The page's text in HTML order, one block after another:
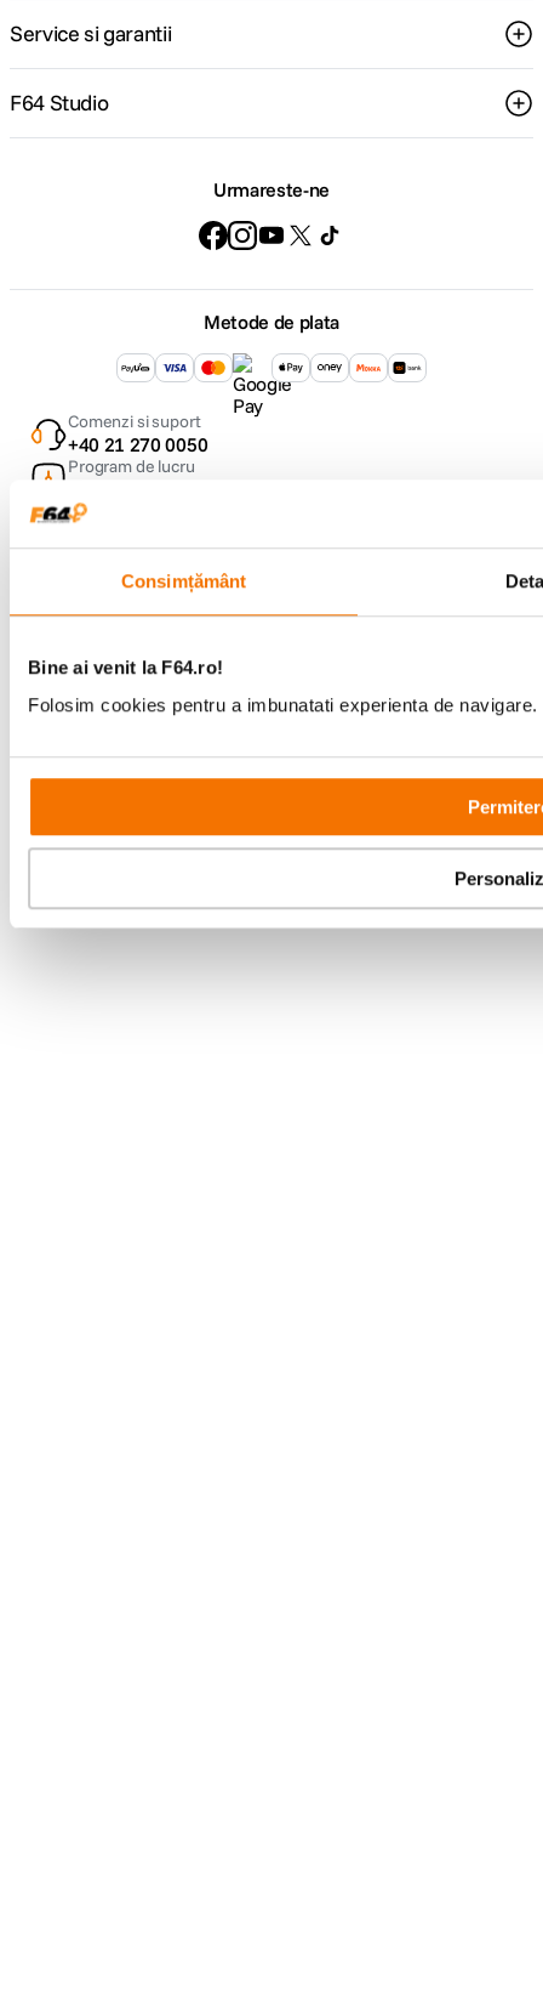
Consimțământ
Bine ai venit la F64.ro!
Folosim cookies pentru a imbunatati experienta de
Service si garantii
F64 Studio
Urmareste-ne
Metode de plata
Comenzi si suport
+40 21 270 0050
Program de lucru
Showroom
Copyright © F64 2001 - 2026